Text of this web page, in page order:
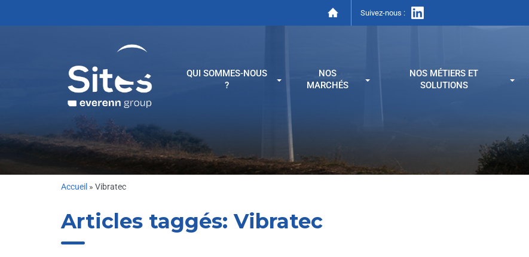
Suivez-nous :
QUI SOMMES-NOUS
?
NOS
MARCHÉS
NOS MÉTIERS ET
SOLUTIONS
Accueil » Vibratec
Articles taggés: Vibratec